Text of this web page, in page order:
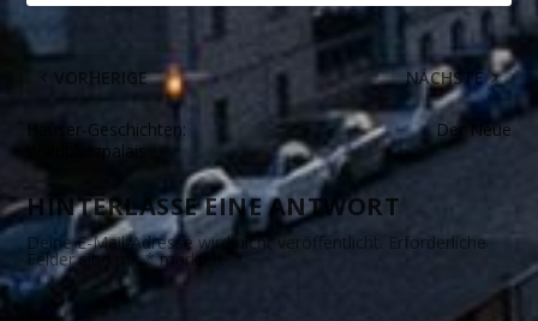
VORHERIGE
Häuser-Geschichten:
Waldplatzpalais
NÄCHSTE
Der Neue
HINTERLASSE EINE ANTWORT
Deine E-Mail-Adresse wird nicht veröffentlicht. Erforderliche
Felder sind mit*markiert